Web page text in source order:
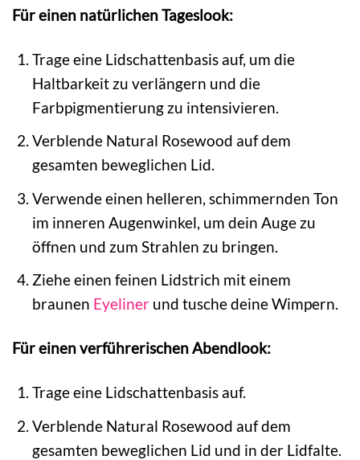
Für einen natürlichen Tageslook:
Trage eine Lidschattenbasis auf, um die
Haltbarkeit zu verlängern und die
Farbpigmentierung zu intensivieren.
Verblende Natural Rosewood auf dem
gesamten beweglichen Lid.
Verwende einen helleren, schimmernden Ton
im inneren Augenwinkel, um dein Auge zu
öffnen und zum Strahlen zu bringen.
Ziehe einen feinen Lidstrich mit einem
braunen Eyelinerund tusche deine Wimpern.
Für einen verführerischen Abendlook:
Trage eine Lidschattenbasis auf.
Verblende Natural Rosewood auf dem
gesamten beweglichen Lid und in der Lidfalte.